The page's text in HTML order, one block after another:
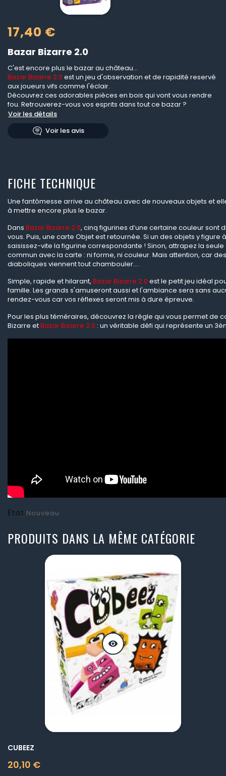
17,40 €
Bazar Bizarre 2.0
C'est encore plus le bazar au château...
Bazar Bizarre 2.0 est un jeu d'observation et de rapidité reservé
aux joueurs vifs comme l'éclair.
Découvrez ces adorables pièces en bois qui vont vous rendre
fou. Retrouverez-vous vos esprits dans tout ce bazar ?
Voir les détails
Voir les avis
FICHE TECHNIQUE
Une fantômesse arrive au château avec de nouveaux objets et
à mettre encore plus le bazar.
Dans Bazar Bizarre 2.0, cinq figurines d’une certaine couleur sont
vous. Puis, une carte Objet est retournée. Si un des objets y figure
saisissez-vite la figurine correspondante ! Sinon, attrapez la seule
commun avec la carte : ni forme, ni couleur. Mais attention, car
diaboliques viennent tout chambouler….
Simple, rapide et hilarant, Bazar Bizarre 2.0 est le petit jeu idéal
famille. Les grands s'amuseront aussi et l'ambiance sera sans
rendez-vous car vos réflexes seront mis à dure épreuve.
Pour les plus téméraires, découvrez la règle qui vous permet de
Bizarre etBazar Bizarre 2.0 : un véritable défi qui représente un
État Nouveau
PRODUITS DANS LA MÊME CATÉGORIE
visibility
CUBEEZ
20,10 €
Prix